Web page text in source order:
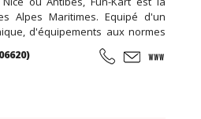
Alpes Maritimes. Equipé d'un
d'équipements aux normes
assistance mécanique, et un
avons également une piste de